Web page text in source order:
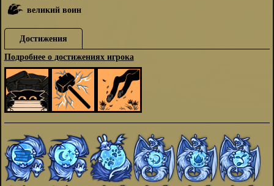
великий воин
Достижения
Подробнее о достижениях игрока